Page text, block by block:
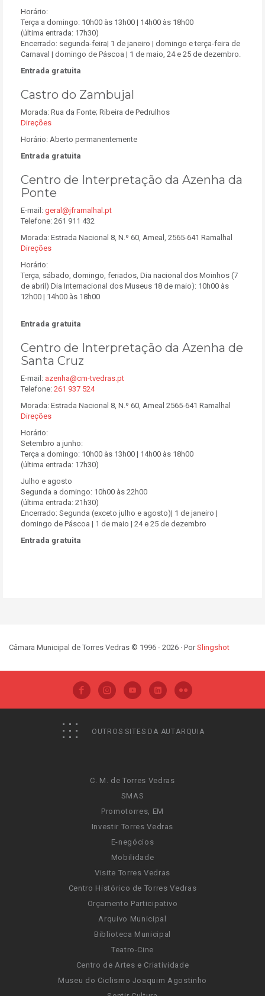
Horário:
Terça a domingo: 10h00 às 13h00 | 14h00 às 18h00
(última entrada: 17h30)
Encerrado: segunda-feira| 1 de janeiro | domingo e terça-feira de
Carnaval | domingo de Páscoa | 1 de maio, 24 e 25 de dezembro.
Entrada gratuita
Castro do Zambujal
Morada: Rua da Fonte; Ribeira de Pedrulhos
Direções
Horário: Aberto permanentemente
Entrada gratuita
Centro de Interpretação da Azenha da
Ponte
E-mail: geral@jframalhal.pt
Telefone: 261 911 432
Morada: Estrada Nacional 8, N.º 60, Ameal, 2565-641 Ramalhal
Direções
Horário:
Terça, sábado, domingo, feriados, Dia nacional dos Moinhos (7
de abril) Dia Internacional dos Museus 18 de maio): 10h00 às
12h00 | 14h00 às 18h00
Entrada gratuita
Centro de Interpretação da Azenha de
Santa Cruz
E-mail: azenha@cm-tvedras.pt
Telefone: 261 937 524
Morada: Estrada Nacional 8, N.º 60, Ameal 2565-641 Ramalhal
Direções
Horário:
Setembro a junho:
Terça a domingo: 10h00 às 13h00 | 14h00 às 18h00
(última entrada: 17h30)
Julho e agosto
Segunda a domingo: 10h00 às 22h00
(última entrada: 21h30)
Encerrado: Segunda (exceto julho e agosto)| 1 de janeiro |
domingo de Páscoa | 1 de maio | 24 e 25 de dezembro
Entrada gratuita
Câmara Municipal de Torres Vedras © 1996 - 2026 · PorSlingshot
OUTROS SITES DA AUTARQUIA
C. M. de Torres Vedras
SMAS
Promotorres, EM
Investir Torres Vedras
E-negócios
Mobilidade
Visite Torres Vedras
Centro Histórico de Torres Vedras
Orçamento Participativo
Arquivo Municipal
Biblioteca Municipal
Teatro-Cine
Centro de Artes e Criatividade
Museu do Ciclismo Joaquim Agostinho